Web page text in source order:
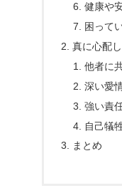
健康や
困って
真に心配
他者に
深い愛
強い責
自己犠
まとめ